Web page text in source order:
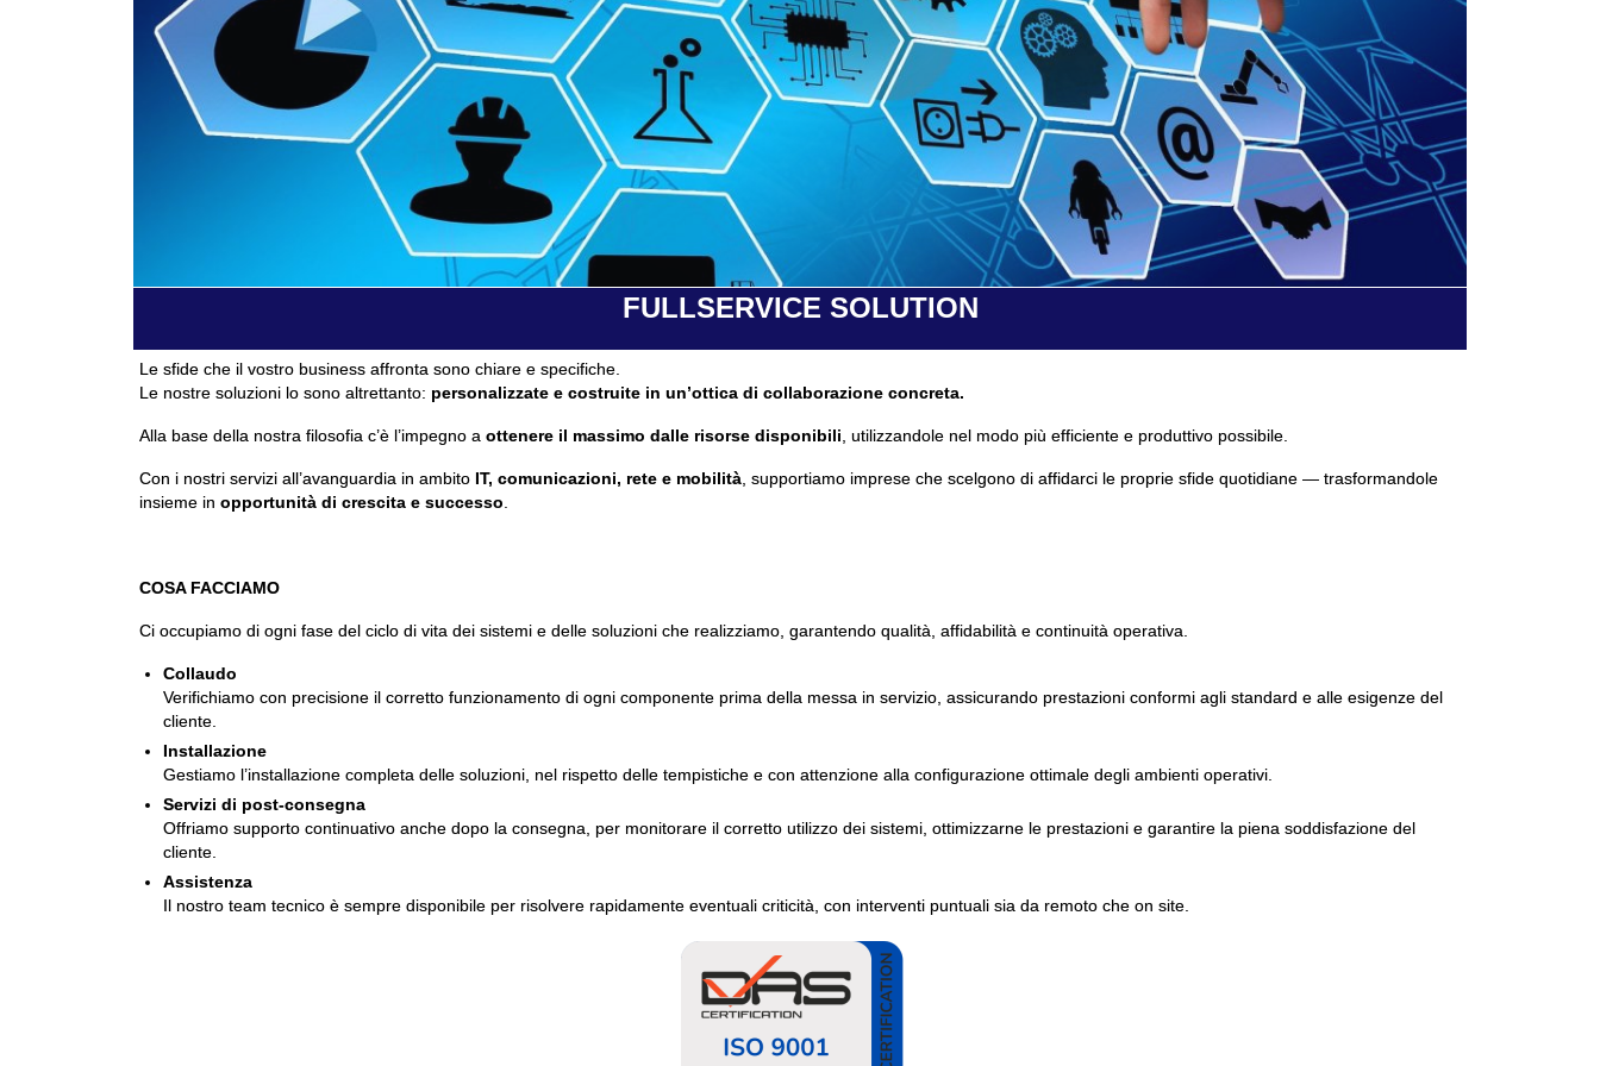
FULLSERVICE SOLUTION
Le sfide che il vostro business affronta sono chiare e specifiche.
Le nostre soluzioni lo sono altrettanto: personalizzate e costruite in un’ottica di collaborazione concreta.
Alla base della nostra filosofia c’è l’impegno a ottenere il massimo dalle risorse disponibili, utilizzandole nel modo più efficiente e produttivo possibile.
Con i nostri servizi all’avanguardia in ambito IT, comunicazioni, rete e mobilità, supportiamo imprese che scelgono di affidarci le proprie sfide quotidiane — trasformandole
insieme in opportunità di crescita e successo.
COSA FACCIAMO
Ci occupiamo di ogni fase del ciclo di vita dei sistemi e delle soluzioni che realizziamo, garantendo qualità, affidabilità e continuità operativa.
Collaudo
Verifichiamo con precisione il corretto funzionamento di ogni componente prima della messa in servizio, assicurando prestazioni conformi agli standard e alle esigenze del
cliente.
Installazione
Gestiamo l’installazione completa delle soluzioni, nel rispetto delle tempistiche e con attenzione alla configurazione ottimale degli ambienti operativi.
Servizi di post-consegna
Offriamo supporto continuativo anche dopo la consegna, per monitorare il corretto utilizzo dei sistemi, ottimizzarne le prestazioni e garantire la piena soddisfazione del
cliente.
Assistenza
Il nostro team tecnico è sempre disponibile per risolvere rapidamente eventuali criticità, con interventi puntuali sia da remoto che on site.